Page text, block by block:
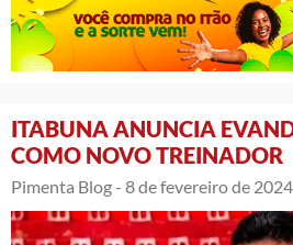
ITABUNA ANUNCIA
COMO NOVO TREINADOR
Pimenta Blog - 8 de fevereiro de 2024